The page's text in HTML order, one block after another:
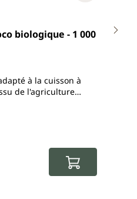
sur 5 étoiles
biologique - 1 000
à la cuisson à
de l'agriculture